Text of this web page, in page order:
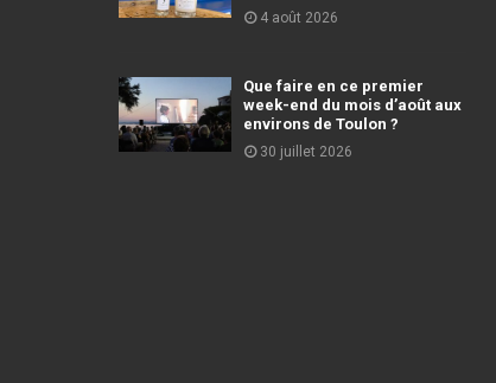
4 août 2026
Que faire en ce premier
week-end du mois d’août aux
environs de Toulon ?
30 juillet 2026